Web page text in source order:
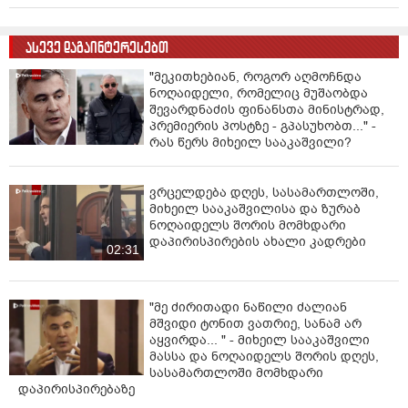
საზოგადოებრივი მაუწყებლის უფროსია. სწორად
შეახსენა ნოღაიდელს მიშამ სასამართლოზე, რომ
სადაც ზურაბ ჟვანია მოკვდა, ის ბინა ვასილ
მაღლაფერიძემ უქირავა. იგი ფარული პოლიტიკური
შეხვედრების ადგილი იყო. მაშინ მაღლაფერიძე
პარლამენტის წევრი იყო "ნაციონალური
მოძრაობიდან", შემდეგ კი მცხეთა-მთიანეთის
გუბერნატორი.
დავუბრუნდეთ მთავარ სათქმელს. როგორც აღვნიშნე,
მიხეილ სააკაშვილი განიცდიდა დიდ მორალურ და
პოლიტიკურ წნეხს.
ნოღაიდელის დანიშვნას ითხოვდა პარლამენტში
ზურაბ ჟვანიას გუნდი, რომელიც საკმაოდ მძლავრად
იყო წარმოდგენილი და მნიშვნელოვანი
საპარლამენტო პოსტები ეკავათ. დეპუტატების დიდი
ნაწილი ნეიტრალური იყო. რასაც პოლიტიკური
ხელმძღვანელობა იტყოდა, ეს მათთვის კანონი იყო.
ასევე დაგაინტერესებთ
"მეკითხებიან, როგორ აღმოჩნდა
ნოღაიდელი, რომელიც მუშაობდა
შევარდნაძის ფინანსთა მინისტრად,
პრემიერის პოსტზე - გპასუხობთ..." -
რას წერს მიხეილ სააკაშვილი?
02:31
ვრცელდება დღეს, სასამართლოში,
მიხეილ სააკაშვილისა და ზურაბ
ნოღაიდელს შორის მომხდარი
დაპირისპირების ახალი კადრები
"მე ძირითადი ნაწილი ძალიან
მშვიდი ტონით ვათრიე, სანამ არ
აყვირდა... " - მიხეილ სააკაშვილი
მასსა და ნოღაიდელს შორის დღეს,
სასამართლოში მომხდარი
დაპირისპირებაზე